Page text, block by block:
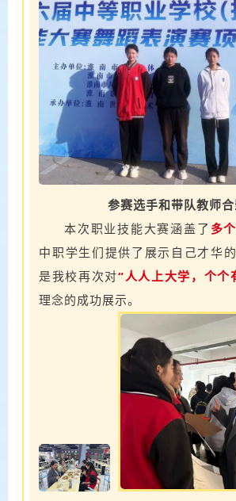
参赛选手和带队教师
本次职业技能大赛涵盖了 多
中职学生们提供了展示自己才华
是我校再次对“人人上大学，个个
理念的成功展示。